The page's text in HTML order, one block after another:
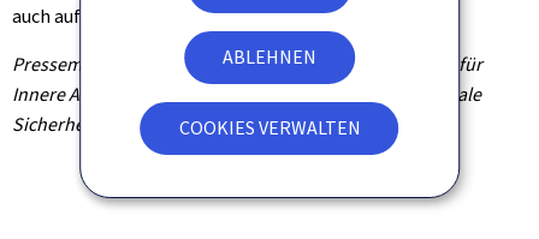
ABLEHNEN
COOKIES VERWALTEN
auch auf der Website
www.lu-alert.lu.
Pressemitteilung des Staatsministeriums / Ministerium für
Innere Angelegenheiten / Hochkommissariat für nationale
Sicherheit (HCNP) / luxemburgische Polizei